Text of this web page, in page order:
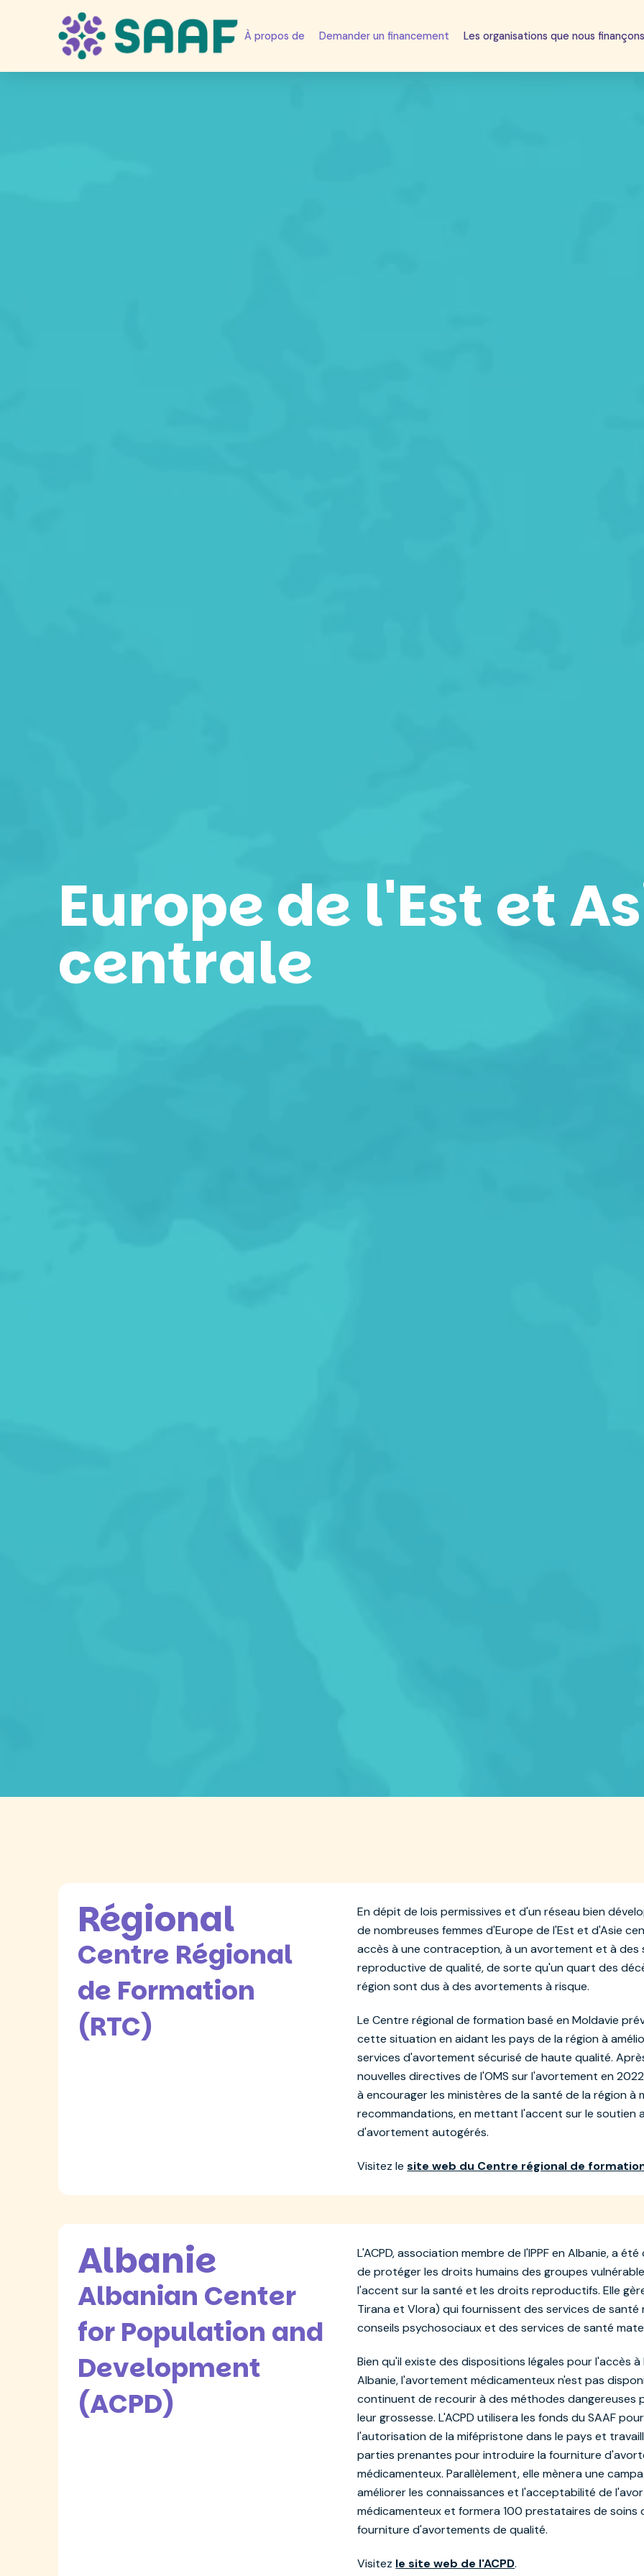
À propos de Demander un financement Les organisations que nous finançons
Europe de l'Est et
centrale
Régional
Centre Régional
de Formation
(RTC)
En dépit de lois permissives et d'un réseau bien
de nombreuses femmes d'Europe de l'Est et d'Asie
accès à une contraception, à un avortement et à des
reproductive de qualité, de sorte qu'un quart des
région sont dus à des avortements à risque.
Le Centre régional de formation basé en Moldavie
cette situation en aidant les pays de la région à
services d'avortement sécurisé de haute qualité.
nouvelles directives de l'OMS sur l'avortement en
à encourager les ministères de la santé de la région
recommandations, en mettant l'accent sur le soutien
d'avortement autogérés.
Visitez lesite web du Centre régional de
Albanie
Albanian Center
for Population and
Development
(ACPD)
L'ACPD, association membre de l'IPPF en Albanie, a
de protéger les droits humains des groupes
l'accent sur la santé et les droits reproductifs. Elle
Tirana et Vlora) qui fournissent des services de
conseils psychosociaux et des services de santé
Bien qu'il existe des dispositions légales pour l'accès
Albanie, l'avortement médicamenteux n'est pas
continuent de recourir à des méthodes dangereuses
leur grossesse. L'ACPD utilisera les fonds du SAAF
l'autorisation de la mifépristone dans le pays et
parties prenantes pour introduire la fourniture
médicamenteux. Parallèlement, elle mènera une
améliorer les connaissances et l'acceptabilité de
médicamenteux et formera 100 prestataires de soins
fourniture d'avortements de qualité.
Visitez le site web de l'ACPD.